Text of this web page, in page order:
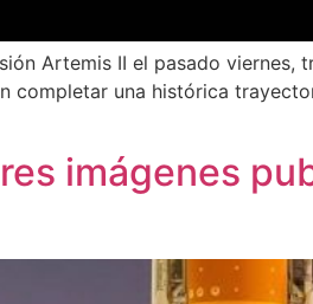
Artemis II el pasado viernes,
completar una histórica
imágenes